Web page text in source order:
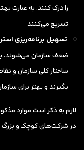
را درک کنند. به عبارت
تسریع می‌کنند
تسهیل برنامه‌ریزی
ضعف سازمان می‌شوند.
ساختار کلی سازمان و
بگیرند و بهتر برای
لازم به ذکر است موارد
در شرکت‌های کوچک و